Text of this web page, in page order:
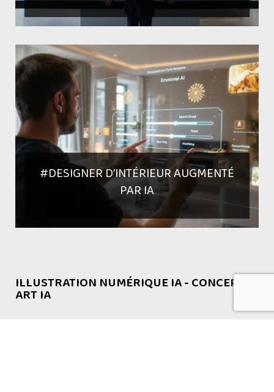
#DESIGNER D’INTÉRIEUR AUGMENTÉ
PAR IA
ILLUSTRATION NUMÉRIQUE IA - CONCEPT
ART IA